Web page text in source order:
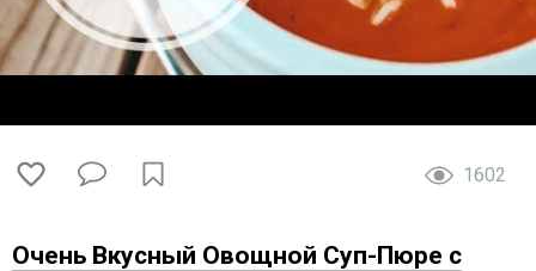
1602
Очень Вкусный Овощной Суп-Пюре с